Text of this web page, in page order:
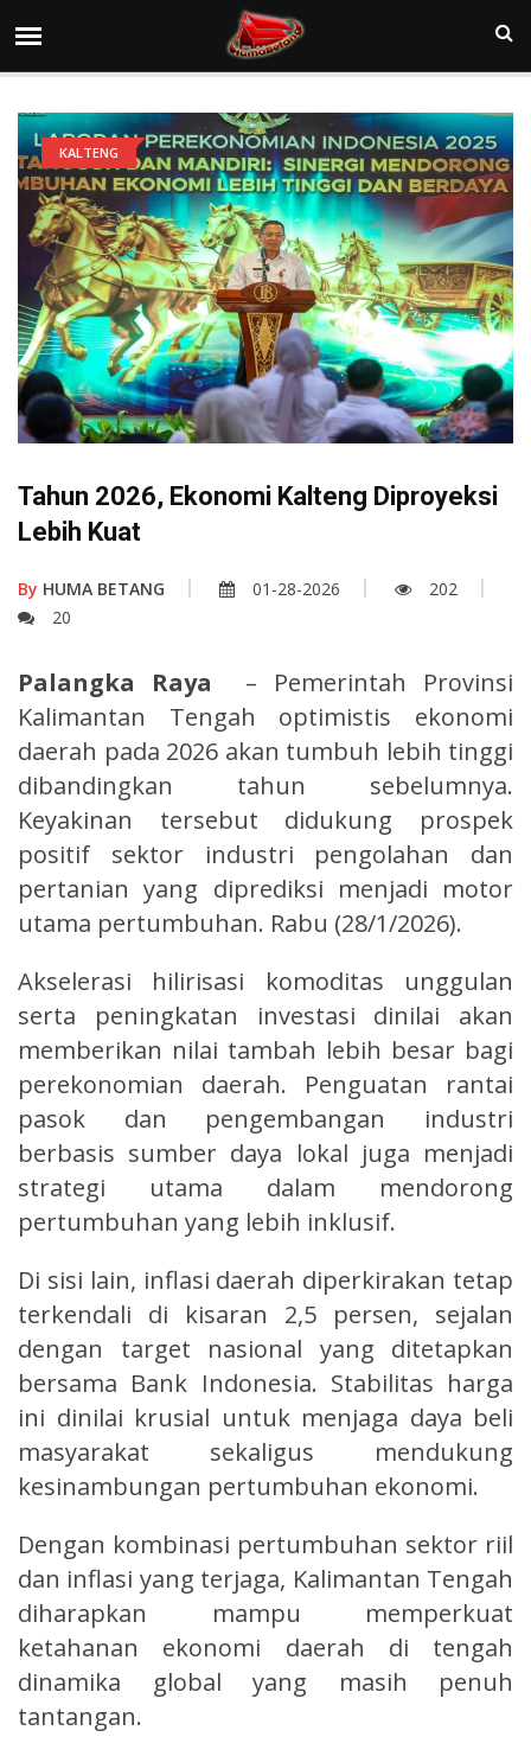
KALTENG
Tahun 2026, Ekonomi Kalteng Diproyeksi
Lebih Kuat
By HUMA BETANG 01-28-2026
202
20
Palangka Raya – Pemerintah Provinsi
Kalimantan Tengah optimistis ekonomi
daerah pada 2026 akan tumbuh lebih tinggi
dibandingkan tahun sebelumnya.
Keyakinan tersebut didukung prospek
positif sektor industri pengolahan dan
pertanian yang diprediksi menjadi motor
utama pertumbuhan. Rabu (28/1/2026).
Akselerasi hilirisasi komoditas unggulan
serta peningkatan investasi dinilai akan
memberikan nilai tambah lebih besar bagi
perekonomian daerah. Penguatan rantai
pasok dan pengembangan industri
berbasis sumber daya lokal juga menjadi
strategi utama dalam mendorong
pertumbuhan yang lebih inklusif.
Di sisi lain, inflasi daerah diperkirakan tetap
terkendali di kisaran 2,5 persen, sejalan
dengan target nasional yang ditetapkan
bersama Bank Indonesia. Stabilitas harga
ini dinilai krusial untuk menjaga daya beli
masyarakat sekaligus mendukung
kesinambungan pertumbuhan ekonomi.
Dengan kombinasi pertumbuhan sektor riil
dan inflasi yang terjaga, Kalimantan Tengah
diharapkan mampu memperkuat
ketahanan ekonomi daerah di tengah
dinamika global yang masih penuh
tantangan.